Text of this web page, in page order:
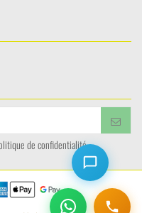
de confidentialité